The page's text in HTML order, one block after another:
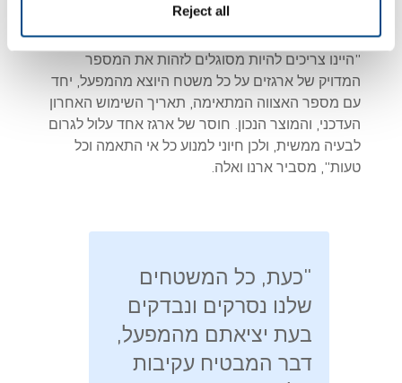
Reject all
שנמצאות בפועל על כל משטח.
"היינו צריכים להיות מסוגלים לזהות את המספר
המדויק של ארגזים על כל משטח היוצא מהמפעל, יחד
עם מספר האצווה המתאימה, תאריך השימוש האחרון
העדכני, והמוצר הנכון. חוסר של ארגז אחד עלול לגרום
לבעיה ממשית, ולכן חיוני למנוע כל אי התאמה וכל
טעות", מסביר ארנו ואלה.
"כעת, כל המשטחים
שלנו נסרקים ונבדקים
בעת יציאתם מהמפעל,
דבר המבטיח עקיבות